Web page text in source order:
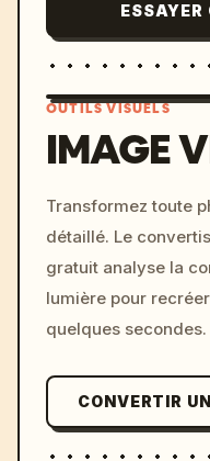
ESSAYER
OUTILS VISUELS
IMAGE
Transformez toute
détaillé. Le
gratuit analyse la
lumière pour
quelques secondes.
CONVERTIR